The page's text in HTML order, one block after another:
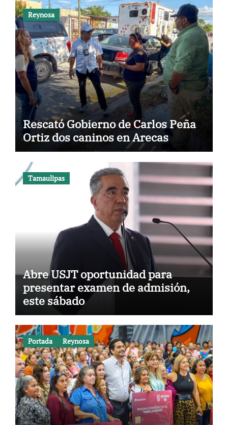
Reynosa
Rescató Gobierno de Carlos Peña
Ortiz dos caninos en Arecas
Tamaulipas
Abre USJT oportunidad para
presentar examen de admisión,
este sábado
Portada Reynosa